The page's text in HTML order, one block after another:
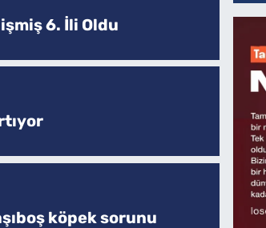
6. İli Oldu
köpek sorunu